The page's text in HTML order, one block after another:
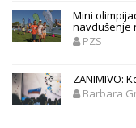
Mini
navdušenje
PZS
ZANIMIVO:
Barbara